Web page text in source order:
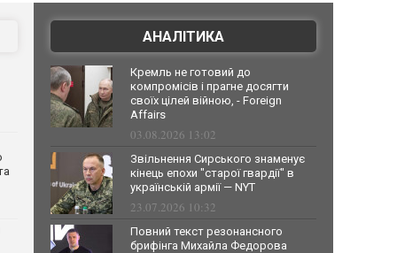
АНАЛІТИКА
Кремль не готовий до
компромісів і прагне досягти
своїх цілей війною, - Foreign
Affairs
03.08.2026 13:02
Звільнення Сирського знаменує
кінець епохи "старої гвардії" в
українській армії — NYT
23.07.2026 10:32
Повний текст резонансного
брифінга Михайла Федорова